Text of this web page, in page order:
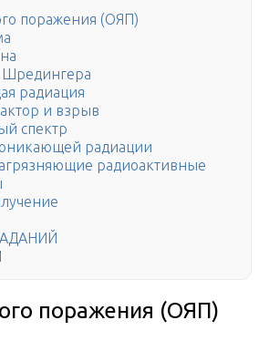
поражения (ОЯП)
Шредингера
радиация
и взрыв
спектр
радиации
радиоактивные
поражения (ОЯП)